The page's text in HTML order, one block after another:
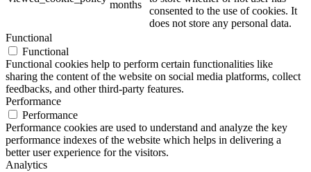
months
consented to the use of cookies. It
does not store any personal data.
Functional
Functional
Functional cookies help to perform certain functionalities like
sharing the content of the website on social media platforms, collect
feedbacks, and other third-party features.
Performance
Performance
Performance cookies are used to understand and analyze the key
performance indexes of the website which helps in delivering a
better user experience for the visitors.
Analytics